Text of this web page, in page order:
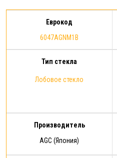
Еврокод
6047AGNM1B
Тип стекла
Лобовое стекло
Производитель
AGC (Япония)